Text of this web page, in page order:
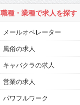
職種・業種で求人を探す
メールオペレーター
風俗の求人
キャバクラの求人
営業の求人
パワフルワーク